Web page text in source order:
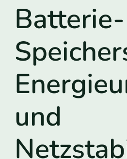
Batterie-
und